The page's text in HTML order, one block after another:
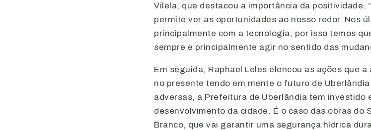
Vilela, que destacou a importância da positividade.
permite ver as oportunidades ao nosso redor. Nos
principalmente com a tecnologia, por isso temos
sempre e principalmente agir no sentido das
Em seguida, Raphael Leles elencou as ações que
no presente tendo em mente o futuro de
adversas, a Prefeitura de Uberlândia tem investido
desenvolvimento da cidade. É o caso das obras do
Branco, que vai garantir uma segurança hídrica